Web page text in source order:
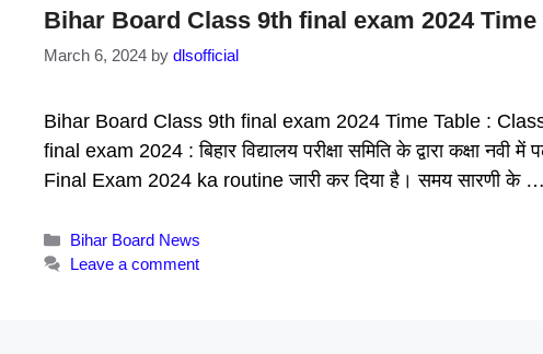
Bihar Board Class 9th final exam 2024
March 6, 2024 by dlsofficial
Bihar Board Class 9th final exam 2024 Time Table :
final exam 2024 : बिहार विद्यालय परीक्षा समिति के द्वारा कक्षा नवी
Final Exam 2024 ka routine जारी कर दिया है। समय सारणी के …
Categories
Bihar Board News
Leave a comment